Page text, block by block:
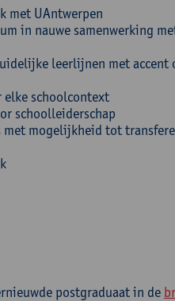
met UAntwerpen
in nauwe samenwerking
leerlijnen met accent
schoolcontext
schoolleiderschap
mogelijkheid tot
postgraduaat in de